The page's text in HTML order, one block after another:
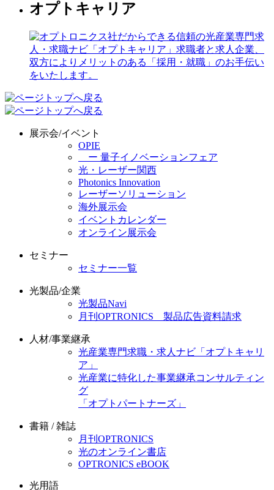
オプトキャリア
展示会/イベント
OPIE
ー 量子イノベーションフェア
光・レーザー関西
Photonics Innovation
レーザーソリューション
海外展示会
イベントカレンダー
オンライン展示会
セミナー
セミナー一覧
光製品/企業
光製品Navi
月刊OPTRONICS 製品広告資料請求
人材/事業継承
光産業専門求職・求人ナビ「オプトキャリ
ア」
光産業に特化した事業継承コンサルティン
グ
「オプトパートナーズ」
書籍 / 雑誌
月刊OPTRONICS
光のオンライン書店
OPTRONICS eBOOK
光用語